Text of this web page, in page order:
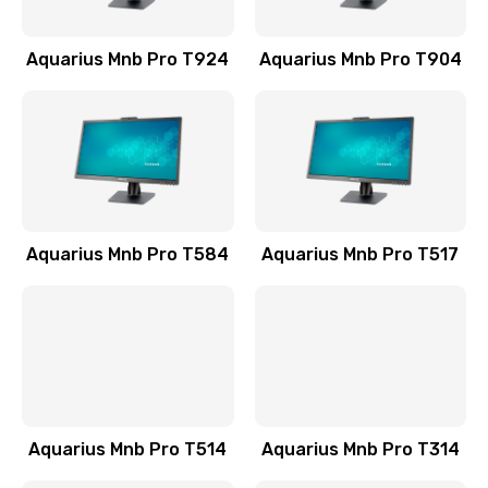
Заказать
990 руб.
Aquarius Mnb Pro T924 Aquarius Mnb Pro T904
Aquarius Mnb Pro T584 Aquarius Mnb Pro T517
Aquarius Mnb Pro T514 Aquarius Mnb Pro T314